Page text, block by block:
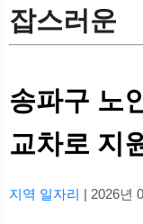
잡스러운
송파구 노
교차로 지
지역 일자리 | 2026년